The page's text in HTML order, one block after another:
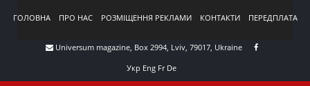
ГОЛОВНА ПРО НАС РОЗМІЩЕННЯ РЕКЛАМИ КОНТАКТИ ПЕРЕДПЛАТА
Universum magazine, Box 2994, Lviv, 79017, Ukraine
Укр Eng FrDe